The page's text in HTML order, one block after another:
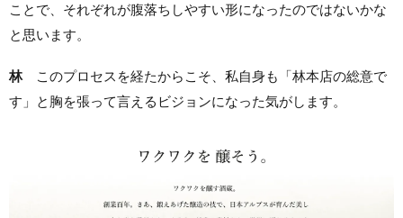
ことで、それぞれが腹落ちしやすい形になったのではないかな
と思います。
林このプロセスを経たからこそ、私自身も「林本店の総意で
す」と胸を張って言えるビジョンになった気がします。